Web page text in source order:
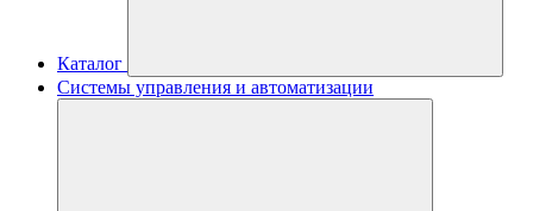
Каталог
Системы управления и автоматизации